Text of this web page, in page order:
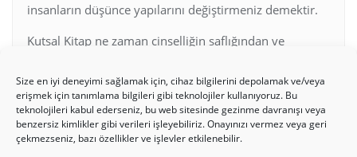
Size en iyi deneyimi sağlamak için, cihaz bilgilerini depolamak ve/veya
erişmek için tanımlama bilgileri gibi teknolojiler kullanıyoruz. Bu
teknolojileri kabul ederseniz, bu web sitesinde gezinme davranışı veya
benzersiz kimlikler gibi verileri işleyebiliriz. Onayınızı vermez veya geri
çekmezseniz, bazı özellikler ve işlevler etkilenebilir.
insanların düşünce yapılarını değiştirmeniz demektir.
Kutsal Kitap ne zaman cinselliğin saflığından ve
demektir. Bunun dışındaki bütün cinsel ilişkiler Allah’ın
buyruklarına karşı gelir.
Rab İsa zinanın hareketle başladığını
düşünmemektedir. Zina hareketin düşüncede başlayan